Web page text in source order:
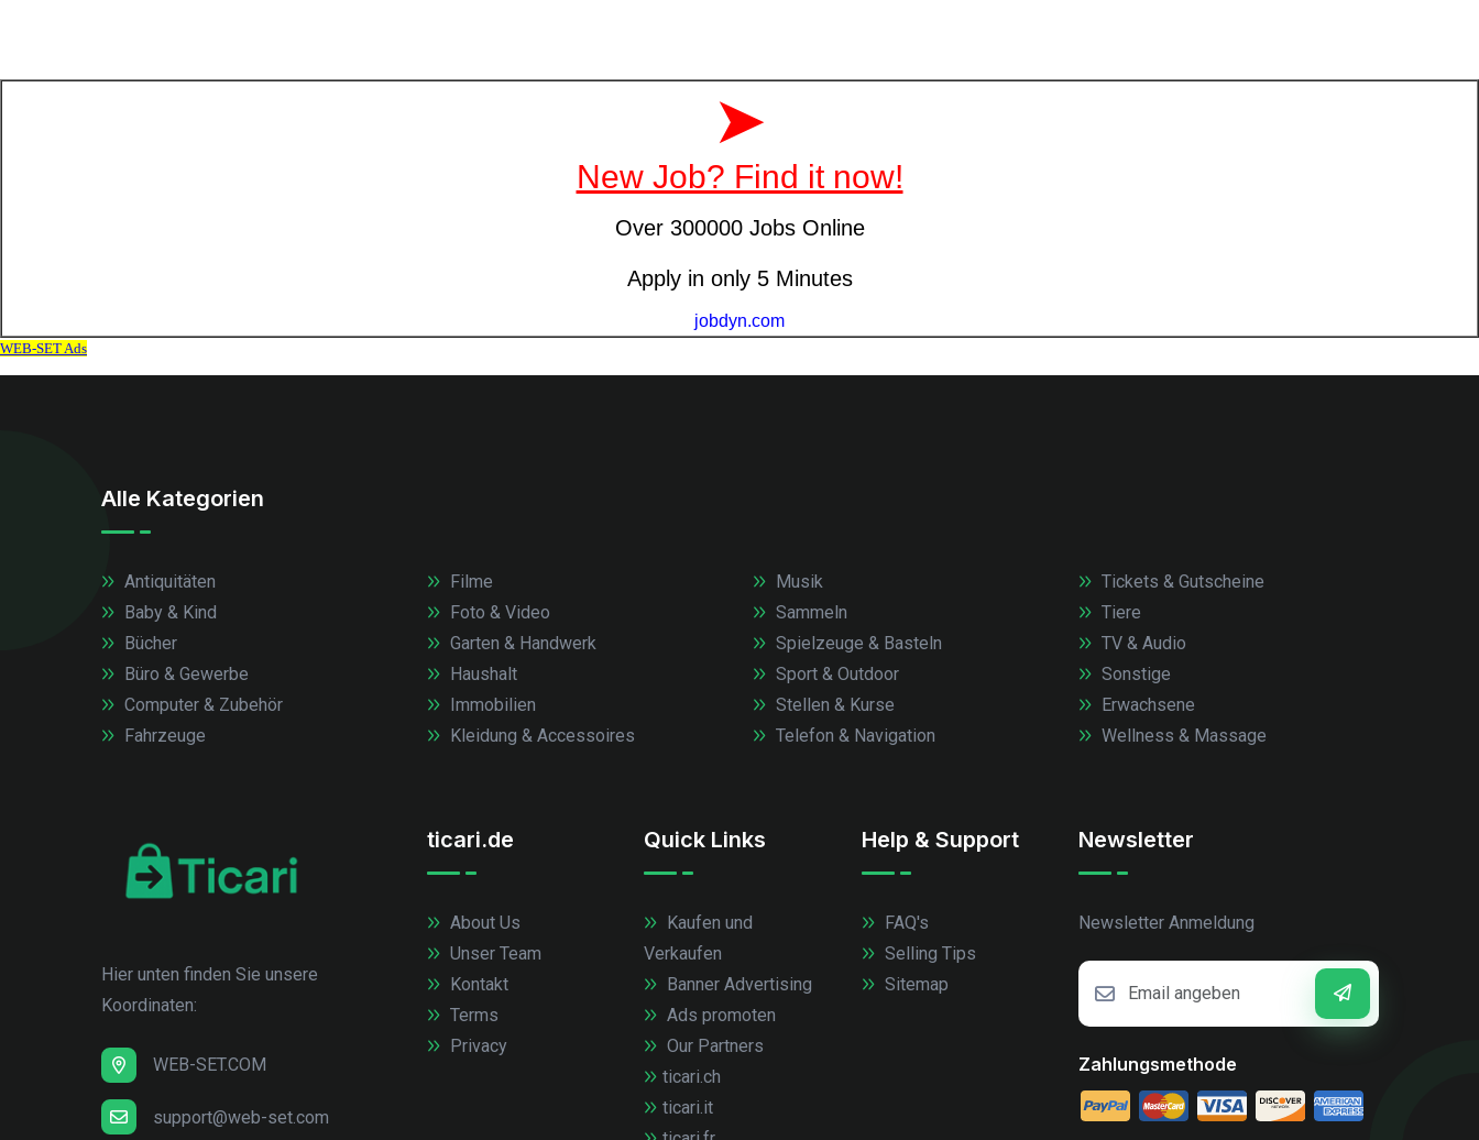
Alle Kategorien
Antiquitäten
Baby & Kind
Bücher
Büro & Gewerbe
Computer & Zubehör
Fahrzeuge
Filme
Foto & Video
Garten & Handwerk
Haushalt
Immobilien
Kleidung & Accessoires
Musik
Sammeln
Spielzeuge & Basteln
Sport & Outdoor
Stellen & Kurse
Telefon & Navigation
Tickets & Gutscheine
Tiere
TV & Audio
Sonstige
Erwachsene
Wellness & Massage
Hier unten finden Sie unsere
Koordinaten:
WEB-SET.COM
support@web-set.com
ticari.de
About Us
Unser Team
Kontakt
Terms
Privacy
Quick Links
Kaufen und
Verkaufen
Banner Advertising
Ads promoten
Our Partners
ticari.ch
ticari.it
Help & Support
FAQ's
Selling Tips
Sitemap
Newsletter
Newsletter Anmeldung
Zahlungsmethode